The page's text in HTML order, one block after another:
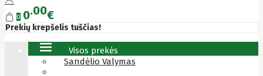
0 0 00€
Prekių krepšelis tuščias!
Visos prekės
Sandėlio Valymas